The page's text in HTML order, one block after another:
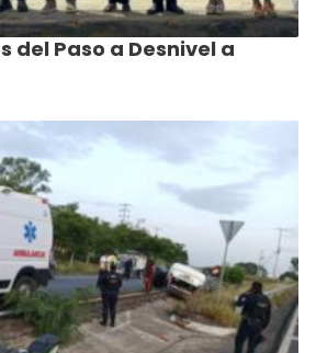
del Paso a Desnivel a